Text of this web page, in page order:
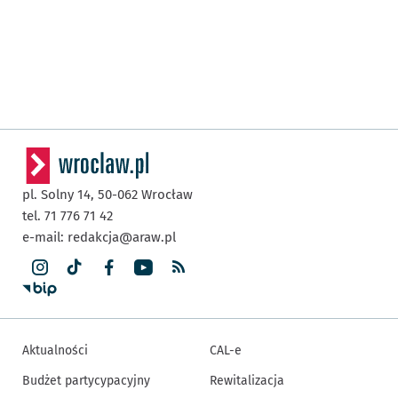
pl. Solny 14, 50-062 Wrocław
tel. 71 776 71 42
e-mail: redakcja@araw.pl
Aktualności
Budżet partycypacyjny
CAL-e
Rewitalizacja